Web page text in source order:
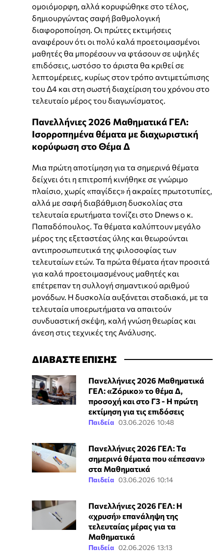
ομοιόμορφη, αλλά κορυφώθηκε στο τέλος,
δημιουργώντας σαφή βαθμολογική
διαφοροποίηση. Οι πρώτες εκτιμήσεις
αναφέρουν ότι οι πολύ καλά προετοιμασμένοι
μαθητές θα μπορέσουν να φτάσουν σε υψηλές
επιδόσεις, ωστόσο το άριστα θα κριθεί σε
λεπτομέρειες, κυρίως στον τρόπο αντιμετώπισης
του Δ4 και στη σωστή διαχείριση του χρόνου στο
τελευταίο μέρος του διαγωνίσματος.
Πανελλήνιες 2026 Μαθηματικά ΓΕΛ:
Ισορροπημένα θέματα με διαχωριστική
κορύφωση στο Θέμα Δ
Μια πρώτη αποτίμηση για τα σημερινά θέματα
δείχνει ότι η επιτροπή κινήθηκε σε γνώριμο
πλαίσιο, χωρίς «παγίδες» ή ακραίες πρωτοτυπίες,
αλλά με σαφή διαβάθμιση δυσκολίας στα
τελευταία ερωτήματα τονίζει στο Dnews o κ.
Παπαδόπουλος. Τα θέματα καλύπτουν μεγάλο
μέρος της εξεταστέας ύλης και θεωρούνται
αντιπροσωπευτικά της φιλοσοφίας των
τελευταίων ετών. Τα πρώτα θέματα ήταν προσιτά
για καλά προετοιμασμένους μαθητές και
επέτρεπαν τη συλλογή σημαντικού αριθμού
μονάδων. Η δυσκολία αυξάνεται σταδιακά, με τα
τελευταία υποερωτήματα να απαιτούν
συνδυαστική σκέψη, καλή γνώση θεωρίας και
άνεση στις τεχνικές της Ανάλυσης.
ΔΙΑΒΑΣΤΕ ΕΠΙΣΗΣ
Πανελλήνιες 2026 Μαθηματικά
ΓΕΛ: «Ζόρικο» το θέμα Δ,
προσοχή και στο Γ3 - Η πρώτη
εκτίμηση για τις επιδόσεις
Παιδεία 03.06.2026 10:48
Πανελλήνιες 2026 ΓΕΛ: Tα
σημερινά θέματα που «έπεσαν»
στα Μαθηματικά
Παιδεία 03.06.2026 10:14
Πανελλήνιες 2026 ΓΕΛ: Η
«χρυσή» επανάληψη της
τελευταίας μέρας για τα
Μαθηματικά
Παιδεία 02.06.2026 13:13